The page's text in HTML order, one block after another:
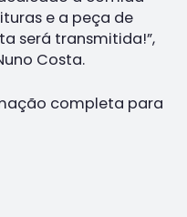
e a peça de
será transmitida!”,
Costa.
completa para